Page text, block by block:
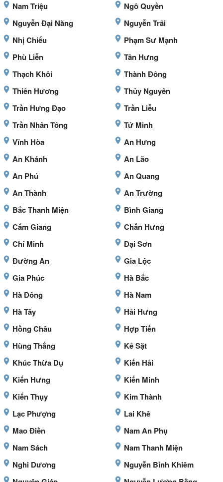
Nam Triệu
Ngô Quyền
Nguyễn Đại Năng
Nguyễn Trãi
Nhị Chiểu
Phạm Sư Mạnh
Phù Liễn
Tân Hưng
Thạch Khôi
Thành Đông
Thiên Hương
Thủy Nguyên
Trần Hưng Đạo
Trần Liễu
Trần Nhân Tông
Tứ Minh
Vĩnh Hòa
An Hưng
An Khánh
An Lão
An Phú
An Quang
An Thành
An Trường
Bắc Thanh Miện
Bình Giang
Cẩm Giang
Chấn Hưng
Chí Minh
Đại Sơn
Đường An
Gia Lộc
Gia Phúc
Hà Bắc
Hà Đông
Hà Nam
Hà Tây
Hải Hưng
Hồng Châu
Hợp Tiến
Hùng Thắng
Kẻ Sặt
Khúc Thừa Dụ
Kiến Hải
Kiến Hưng
Kiến Minh
Kiến Thụy
Kim Thành
Lạc Phượng
Lai Khê
Mao Điền
Nam An Phụ
Nam Sách
Nam Thanh Miện
Nghi Dương
Nguyễn Bỉnh Khiêm